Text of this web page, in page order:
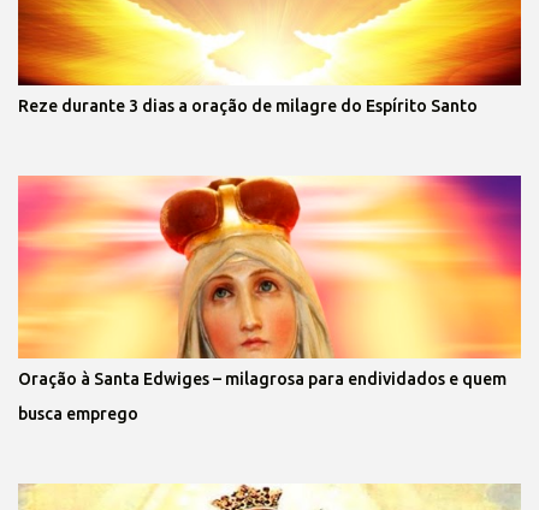
Reze durante 3 dias a oração de milagre do Espírito Santo
Oração à Santa Edwiges – milagrosa para endividados e quem
busca emprego